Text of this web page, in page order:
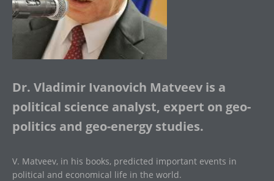
Dr. Vladimir Ivanovich Matveev is a
political science analyst, expert on geo-
politics and geo-energy studies.
V. Matveev, in his books, predicted important events in
political and economical life in the world.